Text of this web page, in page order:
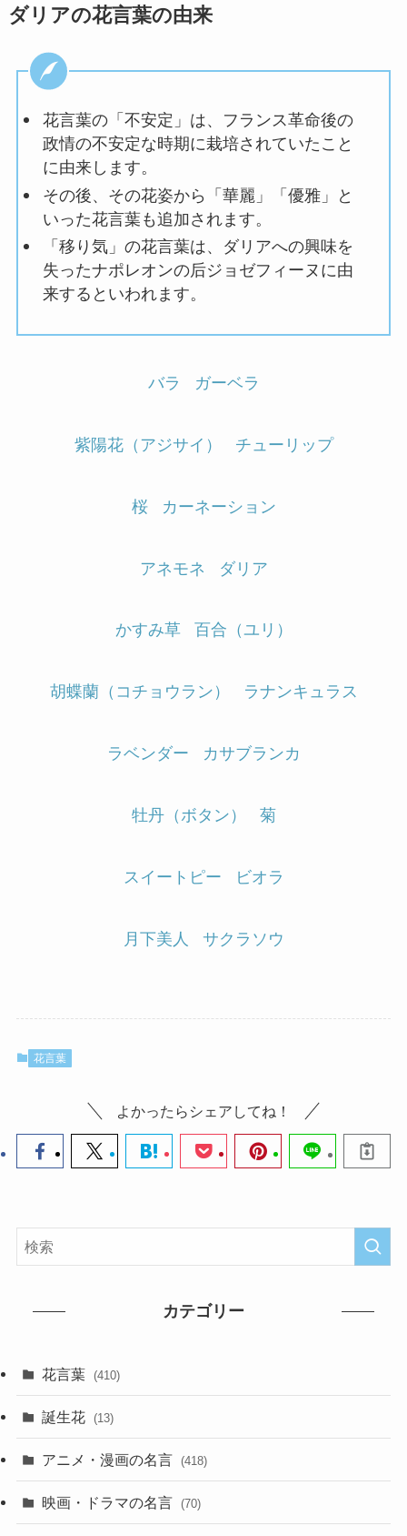
ダリアの花言葉の由来
花言葉の「不安定」は、フランス革命後の
政情の不安定な時期に栽培されていたこと
に由来します。
その後、その花姿から「華麗」「優雅」と
いった花言葉も追加されます。
「移り気」の花言葉は、ダリアへの興味を
失ったナポレオンの后ジョゼフィーヌに由
来するといわれます。
バラ ガーベラ
紫陽花（アジサイ） チューリップ
桜 カーネーション
アネモネ ダリア
かすみ草 百合（ユリ）
胡蝶蘭（コチョウラン） ラナンキュラス
ラベンダー カサブランカ
牡丹（ボタン） 菊
スイートピー ビオラ
月下美人 サクラソウ
花言葉
よかったらシェアしてね！
カテゴリー
花言葉 (410)
誕生花 (13)
アニメ・漫画の名言 (418)
映画・ドラマの名言 (70)